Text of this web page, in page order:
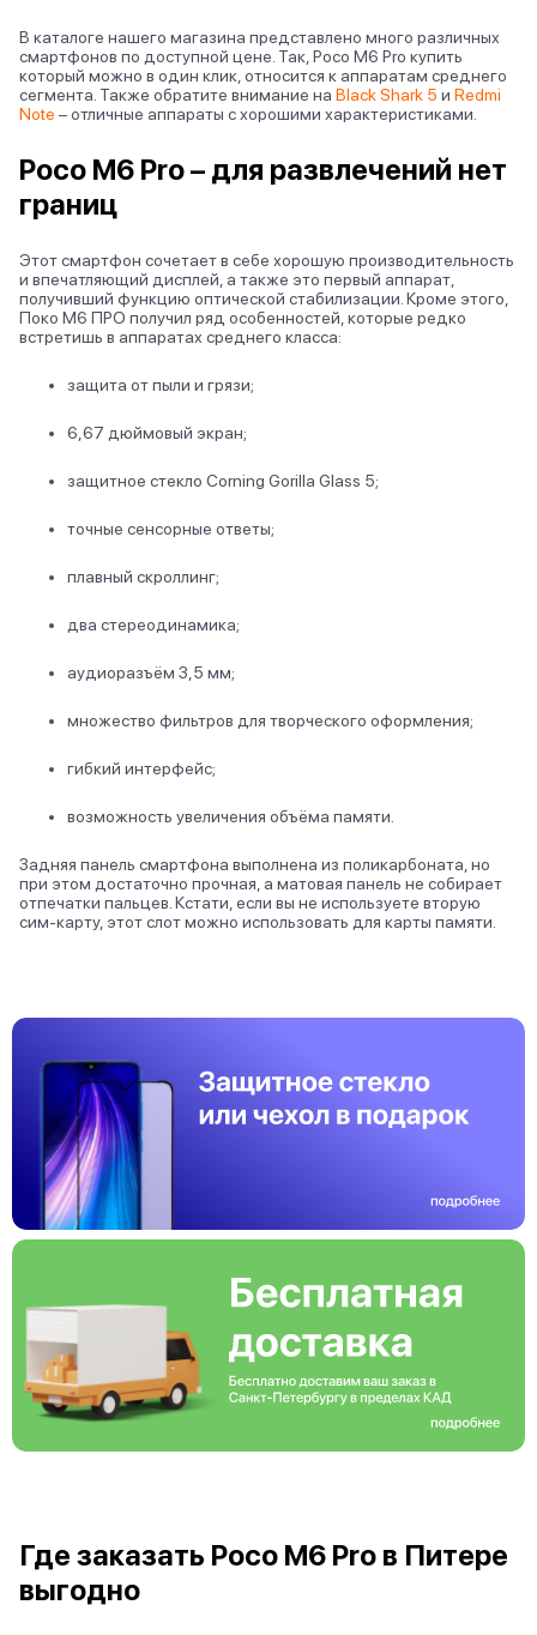
В каталоге нашего магазина представлено много различных
смартфонов по доступной цене. Так, Poco M6 Pro купить
который можно в один клик, относится к аппаратам среднего
сегмента. Также обратите внимание на Black Shark 5 и Redmi
Note – отличные аппараты с хорошими характеристиками.
Poco M6 Pro – для развлечений нет
границ
Этот смартфон сочетает в себе хорошую производительность
и впечатляющий дисплей, а также это первый аппарат,
получивший функцию оптической стабилизации. Кроме этого,
Поко М6 ПРО получил ряд особенностей, которые редко
встретишь в аппаратах среднего класса:
защита от пыли и грязи;
6,67 дюймовый экран;
защитное стекло Corning Gorilla Glass 5;
точные сенсорные ответы;
плавный скроллинг;
два стереодинамика;
аудиоразъём 3,5 мм;
множество фильтров для творческого оформления;
гибкий интерфейс;
возможность увеличения объёма памяти.
Задняя панель смартфона выполнена из поликарбоната, но
при этом достаточно прочная, а матовая панель не собирает
отпечатки пальцев. Кстати, если вы не используете вторую
сим-карту, этот слот можно использовать для карты памяти.
Где заказать Poco M6 Pro в Питере
выгодно